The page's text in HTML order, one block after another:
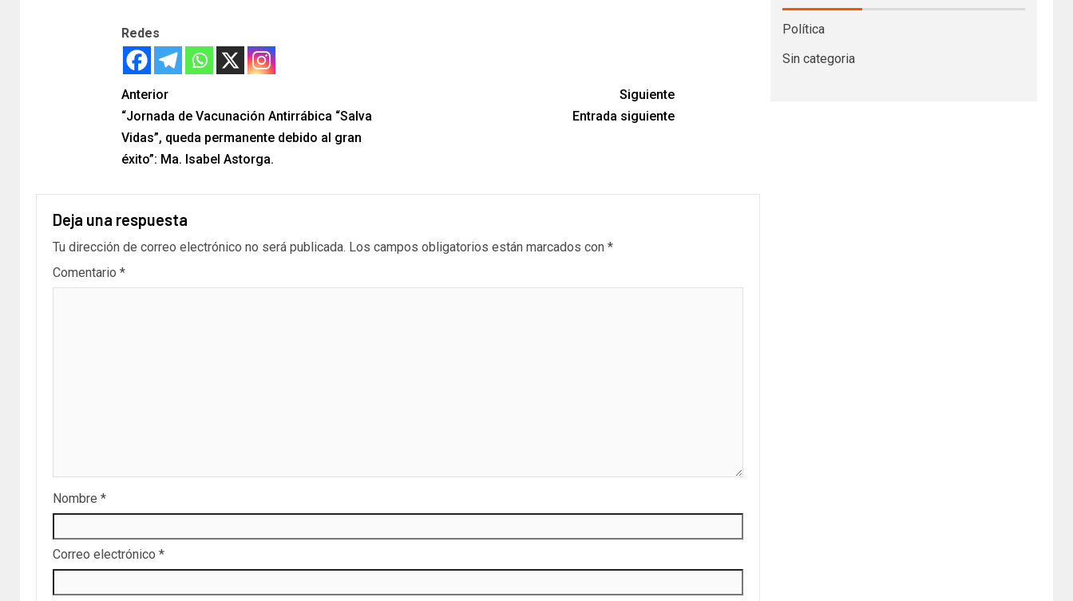
Redes
Anterior
“Jornada de Vacunación Antirrábica “Salva
Vidas”, queda permanente debido al gran
éxito”: Ma. Isabel Astorga.
Siguiente
Entrada siguiente
Deja una respuesta
Tu dirección de correo electrónico no será publicada. Los campos obligatorios están marcados con *
Comentario *
Nombre *
Correo electrónico *
Política
Sin categoria